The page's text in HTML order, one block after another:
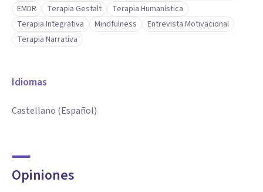
EMDR
Terapia Gestalt
Terapia Humanística
Terapia Integrativa
Mindfulness
Entrevista Motivacional
Terapia Narrativa
Idiomas
Castellano (Español)
Opiniones